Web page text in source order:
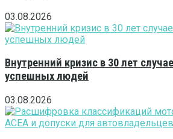
03.08.2026
Внутренний кризис в 30 лет
успешных людей
03.08.2026